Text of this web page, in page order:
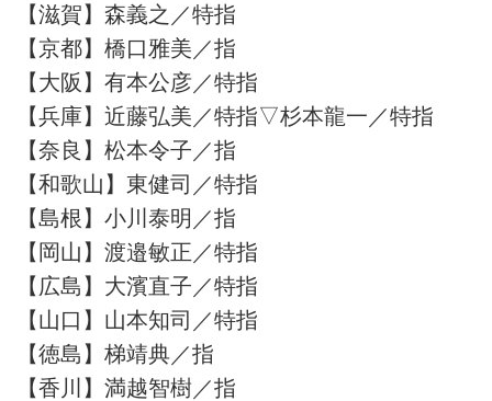
【滋賀】森義之／特指
【京都】橋口雅美／指
【大阪】有本公彦／特指
【兵庫】近藤弘美／特指▽杉本龍一／特指
【奈良】松本令子／指
【和歌山】東健司／特指
【島根】小川泰明／指
【岡山】渡邉敏正／特指
【広島】大濱直子／特指
【山口】山本知司／特指
【徳島】梯靖典／指
【香川】満越智樹／指